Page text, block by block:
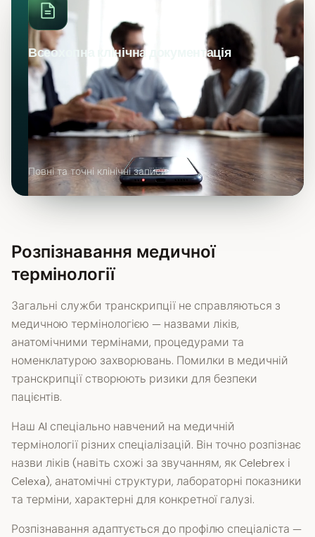
Всеохопна клінічна документація
Повні та точні клінічні записи
Розпізнавання медичної
термінології
Загальні служби транскрипції не справляються з
медичною термінологією — назвами ліків,
анатомічними термінами, процедурами та
номенклатурою захворювань. Помилки в медичній
транскрипції створюють ризики для безпеки
пацієнтів.
Наш AI спеціально навчений на медичній
термінології різних спеціалізацій. Він точно розпізнає
назви ліків (навіть схожі за звучанням, як Celebrex і
Celexa), анатомічні структури, лабораторні показники
та терміни, характерні для конкретної галузі.
Розпізнавання адаптується до профілю спеціаліста —